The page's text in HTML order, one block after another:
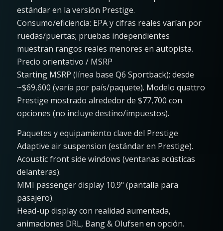
estándar en la versión Prestige.
Consumo/eficiencia: EPA y cifras reales varían por
ruedas/puertas; pruebas independientes
muestran rangos reales menores en autopista.
Precio orientativo / MSRP
Starting MSRP (línea base Q6 Sportback): desde
~$69,600 (varía por país/paquete). Modelo quattro
Prestige mostrado alrededor de $77,700 con
opciones (no incluye destino/impuestos).
Paquetes y equipamiento clave del Prestige
Adaptive air suspension (estándar en Prestige).
Acoustic front side windows (ventanas acústicas
delanteras).
MMI passenger display 10.9" (pantalla para
pasajero).
Head-up display con realidad aumentada,
animaciones DRL, Bang & Olufsen en opción.